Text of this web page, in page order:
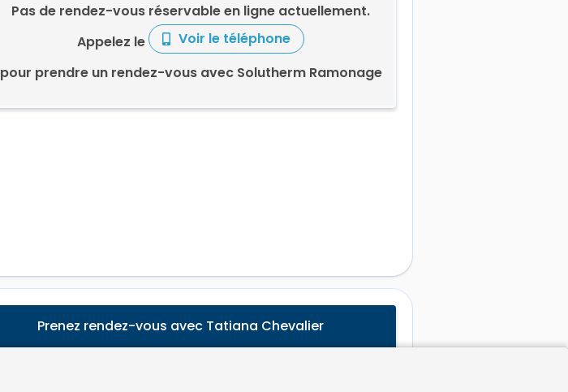
Pas de rendez-vous réservable en ligne actuellement.
Appelez le
Voir le téléphone
pour prendre un rendez-vous avec Solutherm Ramonage
Prenez rendez-vous avec Tatiana Chevalier